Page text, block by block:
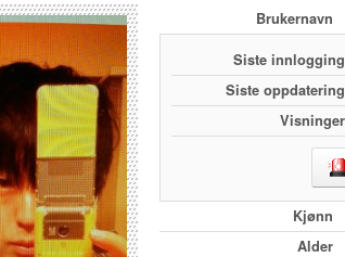
Brukernavn
Siste innlogging
Siste oppdatering
Visninger
Kjønn
Alder